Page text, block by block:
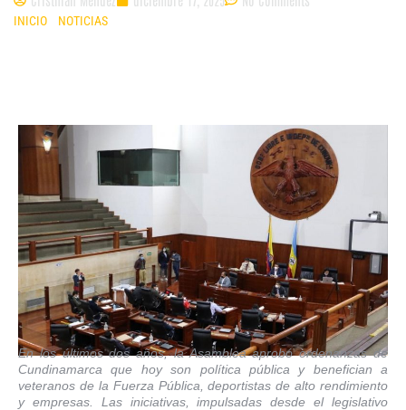
INICIO NOTICIAS
En los últimos dos años, la Asamblea aprobó ordenanzas de
Cundinamarca que hoy son política pública y benefician a
veteranos de la Fuerza Pública, deportistas de alto rendimiento
y empresas. Las iniciativas, impulsadas desde el legislativo